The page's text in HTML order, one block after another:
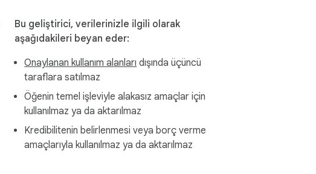
Bu geliştirici, verilerinizle ilgili olarak
aşağıdakileri beyan eder:
Onaylanan kullanım alanları dışında üçüncü
taraflara satılmaz
Öğenin temel işleviyle alakasız amaçlar için
kullanılmaz ya da aktarılmaz
Kredibilitenin belirlenmesi veya borç verme
amaçlarıyla kullanılmaz ya da aktarılmaz